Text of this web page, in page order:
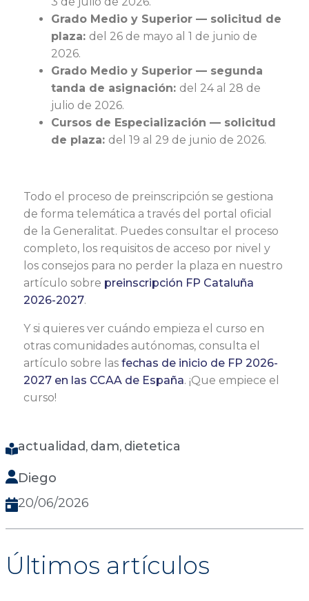
Grado Medio y Superior — solicitud de
plaza: del 26 de mayo al 1 de junio de
2026.
Grado Medio y Superior — segunda
tanda de asignación: del 24 al 28 de
julio de 2026.
Cursos de Especialización — solicitud
de plaza: del 19 al 29 de junio de 2026.
Todo el proceso de preinscripción se gestiona
de forma telemática a través del portal oficial
de la Generalitat. Puedes consultar el proceso
completo, los requisitos de acceso por nivel y
los consejos para no perder la plaza en nuestro
artículo sobre preinscripción FP Cataluña
2026-2027.
Y si quieres ver cuándo empieza el curso en
otras comunidades autónomas, consulta el
artículo sobre las fechas de inicio de FP 2026-
2027 en las CCAA de España. ¡Que empiece el
curso!
actualidad , dam, dietetica
Diego
20/06/2026
Últimos artículos